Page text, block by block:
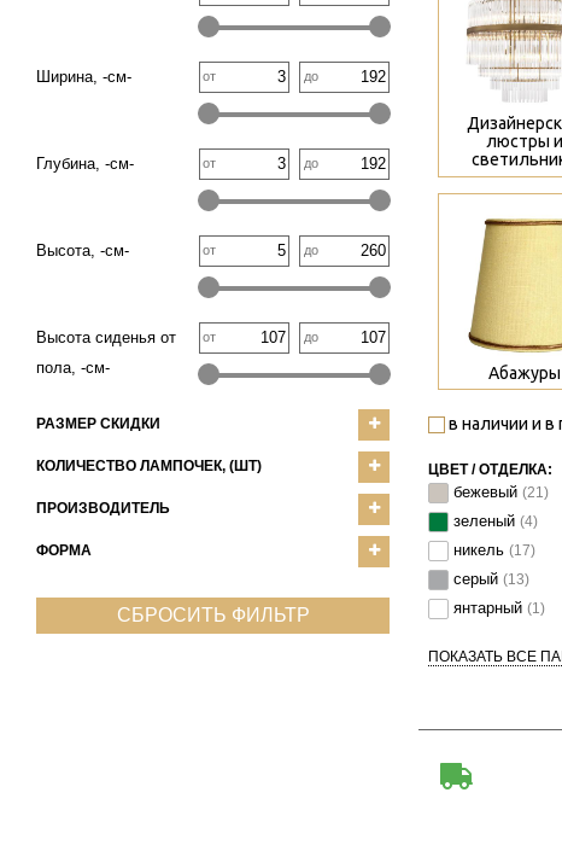
Ширина, -см- от до
Глубина, -см- от до
Высота, -см- от до
Высота сиденья от
пола, -см-
от до
РАЗМЕР СКИДКИ
КОЛИЧЕСТВО ЛАМПОЧЕК, (ШТ)
ПРОИЗВОДИТЕЛЬ
ФОРМА
СБРОСИТЬ ФИЛЬТР
люстры и
Абажуры
в наличии и в
ЦВЕТ / ОТДЕЛКА:
бежевый (21)
зеленый (4)
никель (17)
серый (13)
янтарный (1)
ПОКАЗАТЬ ВСЕ